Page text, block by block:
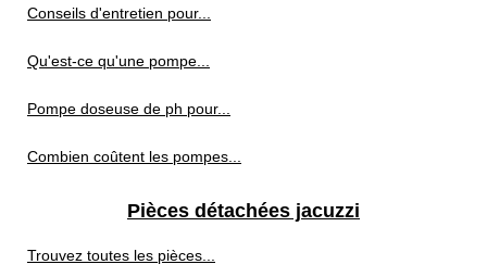
Conseils d'entretien pour...
Qu'est-ce qu'une pompe...
Pompe doseuse de ph pour...
Combien coûtent les pompes...
Pièces détachées jacuzzi
Trouvez toutes les pièces...